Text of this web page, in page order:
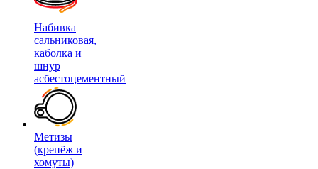
Набивка
сальниковая,
каболка и
шнур
асбестоцементный
Метизы
(крепёж и
хомуты)